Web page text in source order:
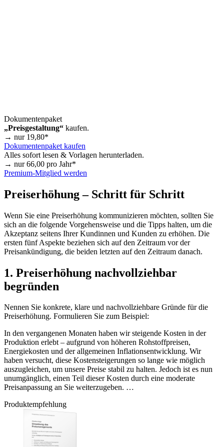
Dokumentenpaket
„Preisgestaltung“ kaufen.
→ nur 19,80*
Dokumentenpaket kaufen
Alles sofort lesen & Vorlagen herunterladen.
→ nur66,00 pro Jahr*
Premium-Mitglied werden
Preiserhöhung – Schritt für Schritt
Wenn Sie eine Preiserhöhung kommunizieren möchten, sollten Sie
sich an die folgende Vorgehensweise und die Tipps halten, um die
Akzeptanz seitens Ihrer Kundinnen und Kunden zu erhöhen. Die
ersten fünf Aspekte beziehen sich auf den Zeitraum vor der
Preisankündigung, die beiden letzten auf den Zeitraum danach.
1. Preiserhöhung nachvollziehbar
begründen
Nennen Sie konkrete, klare und nachvollziehbare Gründe für die
Preiserhöhung. Formulieren Sie zum Beispiel:
In den vergangenen Monaten haben wir steigende Kosten in der
Produktion erlebt – aufgrund von höheren Rohstoffpreisen,
Energiekosten und der allgemeinen Inflationsentwicklung. Wir
haben versucht, diese Kostensteigerungen so lange wie möglich
auszugleichen, um unsere Preise stabil zu halten. Jedoch ist es nun
unumgänglich, einen Teil dieser Kosten durch eine moderate
Preisanpassung an Sie weiterzugeben. …
Produktempfehlung